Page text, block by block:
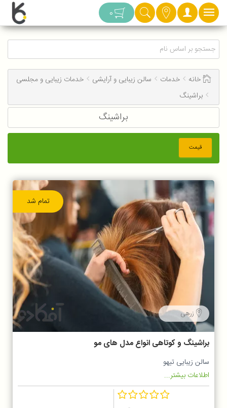
دسته بندی 0
خانه خدمات سالن زیبایی و آرایشی
خدمات زیبایی و مجلسی
براشینگ
براشینگ
قیمت
تمام شد
زرهی
براشینگ و کوتاهی انواع مدل های مو
سالن زیبایی تیهو
اطلاعات بیشتر...